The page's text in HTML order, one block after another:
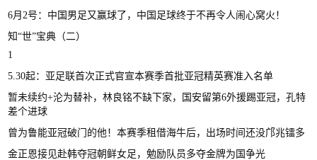
6月2号：中国男足又赢球了，中国足球终于不再令人闹心窝火！
知“世”宝典（二）
1
5.30起：亚足联首次正式官宣本赛季首批亚冠精英赛准入名单
暂未续约+沦为替补，林良铭不缺下家，国安留第6外援踢亚冠，孔特
差个进球
曾为鲁能亚冠破门的他！本赛季租借海牛后，出场时间还没邝兆镭多
金正恩接见赴韩夺冠朝鲜女足，勉励队员多夺金牌为国争光